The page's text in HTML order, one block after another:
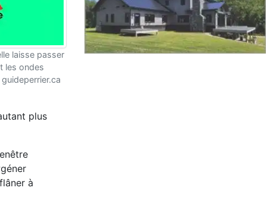
laisse passer
les ondes
plus
à